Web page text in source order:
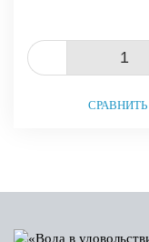
СРАВНИТЬ